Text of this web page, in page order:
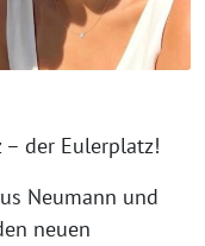
der Eulerplatz!
Neumann und
neuen